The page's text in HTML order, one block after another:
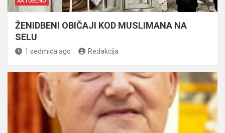
ŽENIDBENI OBIČAJI KOD MUSLIMANA NA
SELU
1 sedmica ago Redakcija